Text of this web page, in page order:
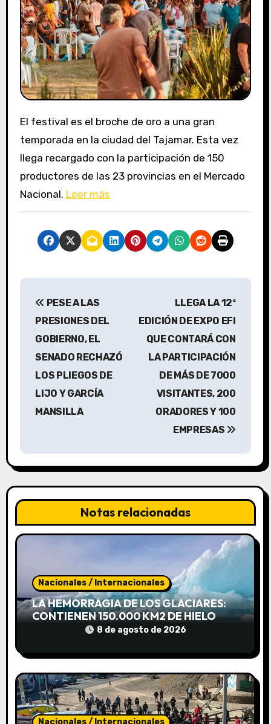
El festival es el broche de oro a una gran
temporada en la ciudad del Tajamar. Esta vez
llega recargado con la participación de 150
productores de las 23 provincias en el Mercado
Nacional. Leer más
N
i
ó
d
e
n
r
a
d
PESE A LAS
PRESIONES DEL
GOBIERNO, EL
SENADO RECHAZÓ
LOS PLIEGOS DE
LIJO Y GARCÍA
MANSILLA
LLEGA LA 12º
EDICIÓN DE EXPO EFI
QUE CONTARÁ CON
LA PARTICIPACIÓN
DE MÁS DE 7000
VISITANTES, 200
ORADORES Y 100
EMPRESAS
Notas relacionadas
Nacionales / Internacionales
LA HEMORRAGIA DE LOS GLACIARES:
CONTIENEN 150.000 KM2 DE HIELO
PERO PIERDEN MASA A UN RITMO SIN
8 de agosto de 2026